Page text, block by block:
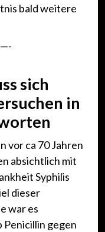
bald weitere
sich
in
vor ca 70 Jahren
absichtlich mit
Syphilis
dieser
war es
Penicillin gegen